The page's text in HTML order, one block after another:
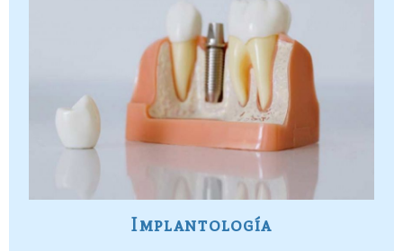
Implantología